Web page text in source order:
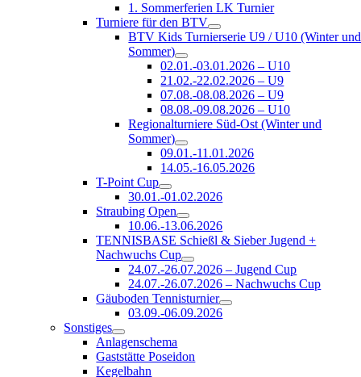
1. Sommerferien LK Turnier
Turniere für den BTV
BTV Kids Turnierserie U9 / U10 (Winter und
Sommer)
02.01.-03.01.2026 – U10
21.02.-22.02.2026 – U9
07.08.-08.08.2026 – U9
08.08.-09.08.2026 – U10
Regionalturniere Süd-Ost (Winter und
Sommer)
09.01.-11.01.2026
14.05.-16.05.2026
T-Point Cup
30.01.-01.02.2026
Straubing Open
10.06.-13.06.2026
TENNISBASE Schießl & Sieber Jugend +
Nachwuchs Cup
24.07.-26.07.2026 – Jugend Cup
24.07.-26.07.2026 – Nachwuchs Cup
Gäuboden Tennisturnier
03.09.-06.09.2026
Sonstiges
Anlagenschema
Gaststätte Poseidon
Kegelbahn